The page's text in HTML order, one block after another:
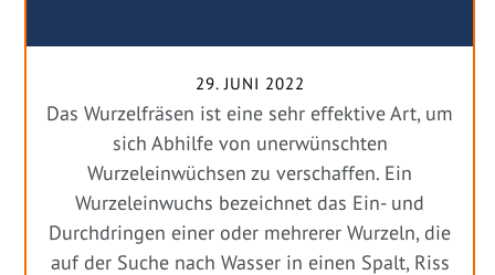
29. JUNI 2022
Das Wurzelfräsen ist eine sehr effektive Art, um
sich Abhilfe von unerwünschten
Wurzeleinwüchsen zu verschaffen. Ein
Wurzeleinwuchs bezeichnet das Ein- und
Durchdringen einer oder mehrerer Wurzeln, die
auf der Suche nach Wasser in einen Spalt, Riss